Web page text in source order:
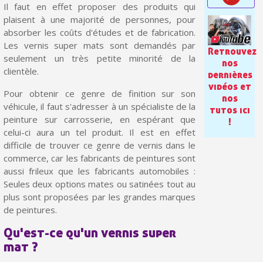
Livraison offerte en France métropolitaine pour 250€ d'achats
Paiement en 4x sans frais dès 30€ d'achats
Votre devis en ligne en moins d'1 minute
Partagez vos créations et obtenez des bons d'achat
Gagnez des points de fidélité à chaque commande
Livraison sous 24 h en France Métropolitaine
Retour produits sous 14 jours
Réduction de 5€ sur la première commande
10€ de bon d'achat pour chaque parrainage
Inscription à la newsletter : 5€ de réduction
Il faut en effet proposer des produits qui
plaisent à une majorité de personnes, pour
absorber les coûts d'études et de fabrication.
Les vernis super mats sont demandés par
seulement un très petite minorité de la
clientèle.
Pour obtenir ce genre de finition sur son
véhicule, il faut s'adresser à un spécialiste de la
peinture sur carrosserie, en espérant que
celui-ci aura un tel produit. Il est en effet
difficile de trouver ce genre de vernis dans le
commerce, car les fabricants de peintures sont
aussi frileux que les fabricants automobiles :
Seules deux options mates ou satinées tout au
plus sont proposées par les grandes marques
de peintures.
Qu'est-ce qu'un vernis super
mat ?
Retrouvez
nos
dernières
vidéos et
nos
tutos ici
!